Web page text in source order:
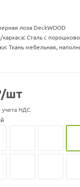
лоза DeckWOOD
Сталь с
Ткань мебельная,
мм: 960 х 1300 х 710
кг: 150
/шт
учета НДС